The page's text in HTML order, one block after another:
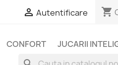
 Autentificare shopping_cart
CONFORT JUCARII